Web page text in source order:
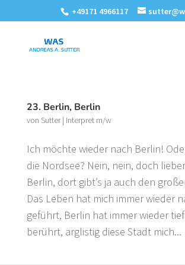
+49171 4966117
23. Berlin, Berlin
von Sutter| Interpret m/w
Ich möchte wieder nach Berlin!
die Nordsee? Nein, nein, doch
Berlin, dort gibt’s ja auch den
Das Leben hat mich immer wieder
geführt, Berlin hat immer wieder
berührt, arglistig diese Stadt mich...